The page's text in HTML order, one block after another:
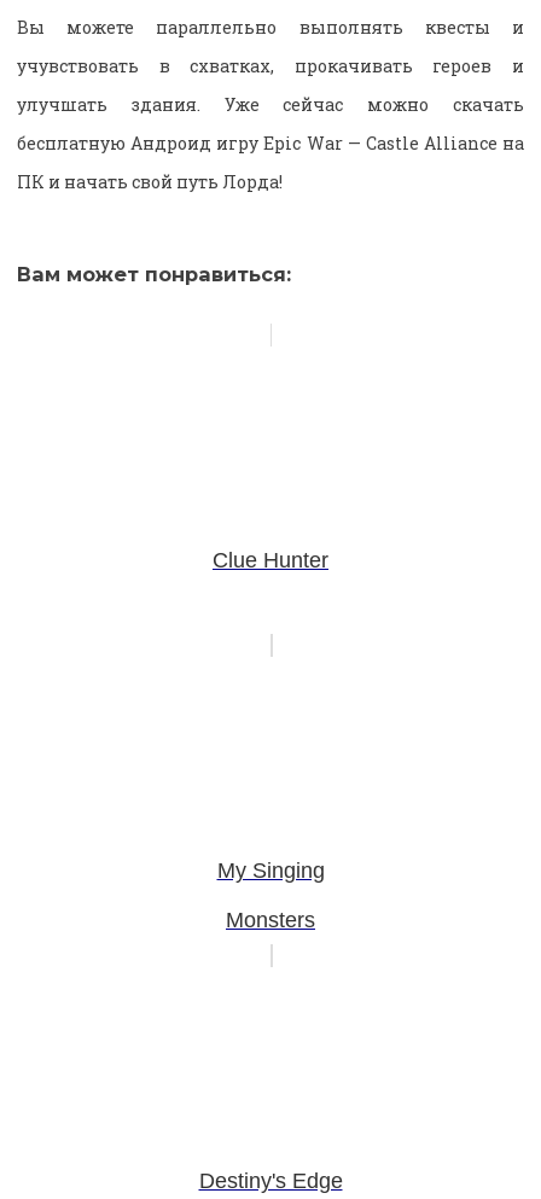
Вы можете параллельно выполнять квесты и
учувствовать в схватках, прокачивать героев и
улучшать здания. Уже сейчас можно скачать
бесплатную Андроид игру Epic War — Castle Alliance на
ПК и начать свой путь Лорда!
Вам может понравиться:
Clue Hunter
My Singing
Monsters
Destiny's Edge